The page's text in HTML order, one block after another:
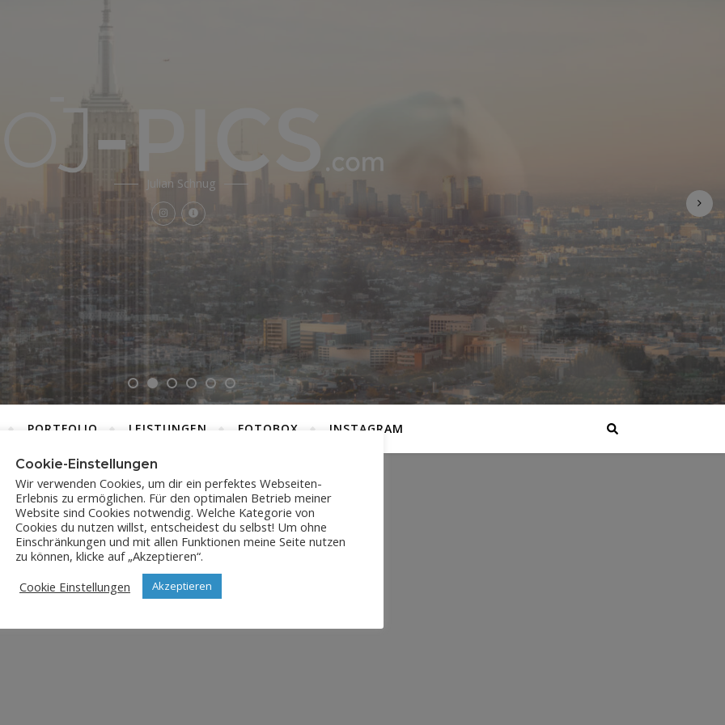
Julian Schnug
PORTFOLIO LEISTUNGEN FOTOBOX INSTAGRAM
DSC_5313
19. September 2018
Cookie-Einstellungen
Wir verwenden Cookies, um dir ein perfektes Webseiten-
Erlebnis zu ermöglichen. Für den optimalen Betrieb meiner
Website sind Cookies notwendig. Welche Kategorie von
Cookies du nutzen willst, entscheidest du selbst! Um ohne
Einschränkungen und mit allen Funktionen meine Seite nutzen
zu können, klicke auf „Akzeptieren“.
Cookie Einstellungen
Akzeptieren